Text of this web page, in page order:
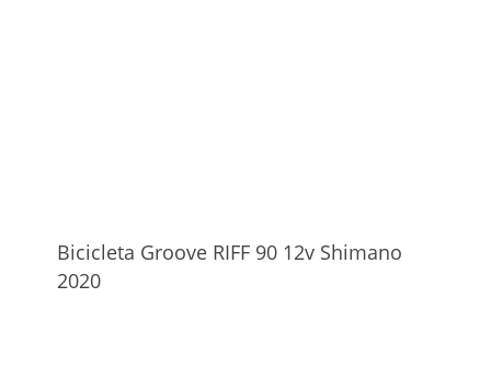
Bicicleta Groove RIFF 90 12v Shimano
2020